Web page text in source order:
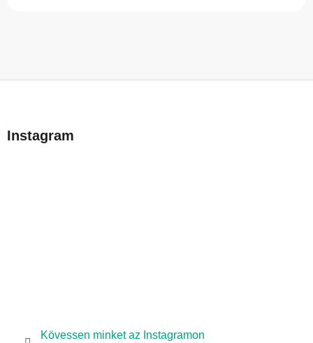
Instagram
Kövessen minket az Instagramon